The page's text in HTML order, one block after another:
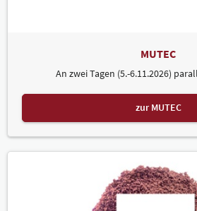
MUTEC
An zwei Tagen (5.-6.11.2026)
zur MUTEC